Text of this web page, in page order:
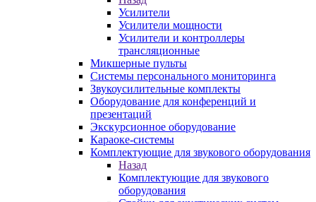
Усилители
Усилители мощности
Усилители и контроллеры
трансляционные
Микшерные пульты
Системы персонального мониторинга
Звукоусилительные комплекты
Оборудование для конференций и
презентаций
Экскурсионное оборудование
Караоке-системы
Комплектующие для звукового оборудования
Назад
Комплектующие для звукового
оборудования